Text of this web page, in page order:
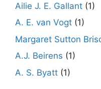
Ailie J. E. Gallant (1)
A. E. van Vogt (1)
Margaret Sutton
A.J. Beirens (1)
A. S. Byatt (1)